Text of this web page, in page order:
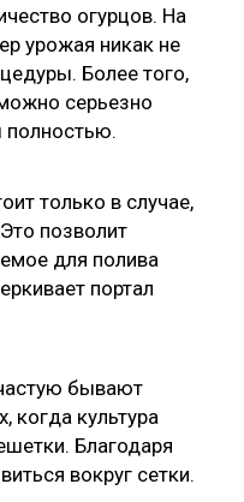
огурцов. На
урожая никак не
Более того,
серьезно
полностью.
только в случае,
позволит
для полива
портал
бывают
когда культура
Благодаря
вокруг сетки.